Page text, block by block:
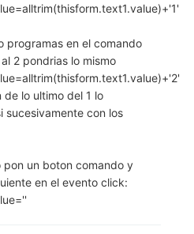
programas en el comando
2 pondrias lo mismo
lo ultimo del 1 lo
sucesivamente con los
pon un boton comando y
en el evento click: